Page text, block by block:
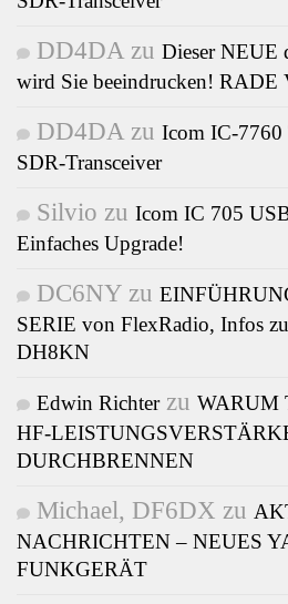
DD4DAzu Dieser NEUE
wird Sie beeindrucken! RADE
DD4DAzu Icom IC-7760
SDR-Transceiver
Silvio zu Icom IC 705
Einfaches Upgrade!
DC6NY zu
SERIE von FlexRadio, Infos
DH8KN
Edwin Richterzu WARUM
HF-
DURCHBRENNEN
Michael, DF6DX zu
NACHRICHTEN – NEUES
FUNKGERÄT